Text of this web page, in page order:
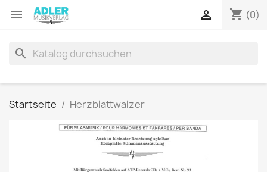
 shopping_cart (0)

search
Startseite Herzblattwalzer